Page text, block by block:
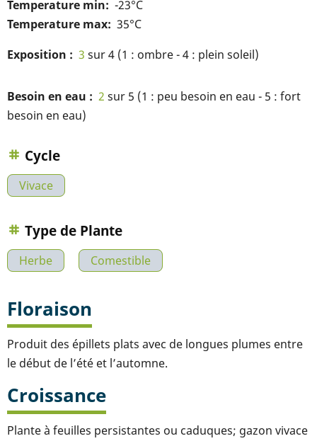
Temperature min
-23°C
Temperature max 35°C
Exposition
3 sur 4 (1 : ombre - 4 : plein soleil)
Besoin en eau 2 sur 5 (1 : peu besoin en eau - 5 : fort
besoin en eau)
Cycle
Vivace
Type de Plante
Herbe Comestible
Floraison
Produit des épillets plats avec de longues plumes entre
le début de l’été et l’automne.
Croissance
Plante à feuilles persistantes ou caduques; gazon vivace